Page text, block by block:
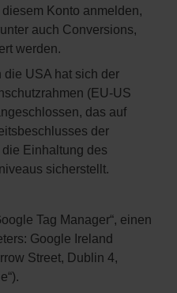
Konto anmelden,
auch Conversions,
werden.
die USA hat sich der
(EU-US
das auf
der
Einhaltung des
sicherstellt.
Tag Manager“, einen
Google Ireland
Street, Dublin 4,